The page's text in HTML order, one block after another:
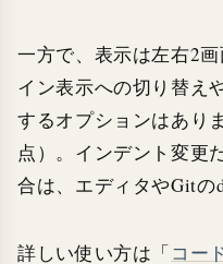
一方で、表示は左右2
イン表示への切り替え
するオプションはあり
点）。インデント変更
合は、エディタやGitの
詳しい使い方は「コー